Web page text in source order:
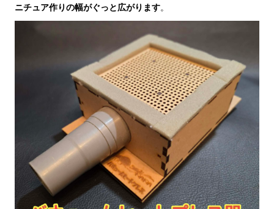
ニチュア作りの幅がぐっと広がります。